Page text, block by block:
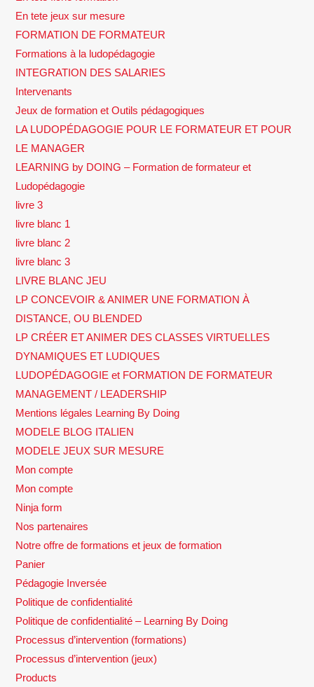
En tete jeux sur mesure
FORMATION DE FORMATEUR
Formations à la ludopédagogie
INTEGRATION DES SALARIES
Intervenants
Jeux de formation et Outils pédagogiques
LA LUDOPÉDAGOGIE POUR LE FORMATEUR ET POUR
LE MANAGER
LEARNING by DOING – Formation de formateur et
Ludopédagogie
livre 3
livre blanc 1
livre blanc 2
livre blanc 3
LIVRE BLANC JEU
LP CONCEVOIR & ANIMER UNE FORMATION À
DISTANCE, OU BLENDED
LP CRÉER ET ANIMER DES CLASSES VIRTUELLES
DYNAMIQUES ET LUDIQUES
LUDOPÉDAGOGIE et FORMATION DE FORMATEUR
MANAGEMENT / LEADERSHIP
Mentions légales Learning By Doing
MODELE BLOG ITALIEN
MODELE JEUX SUR MESURE
Mon compte
Mon compte
Ninja form
Nos partenaires
Notre offre de formations et jeux de formation
Panier
Pédagogie Inversée
Politique de confidentialité
Politique de confidentialité – Learning By Doing
Processus d’intervention (formations)
Processus d’intervention (jeux)
Products